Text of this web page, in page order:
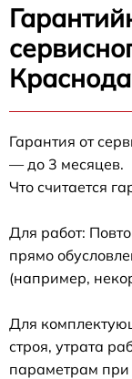
Гарантия от
— до 3 месяцев.
Что считается
Для работ:
прямо
(например,
Для
строя, утрата
параметрам